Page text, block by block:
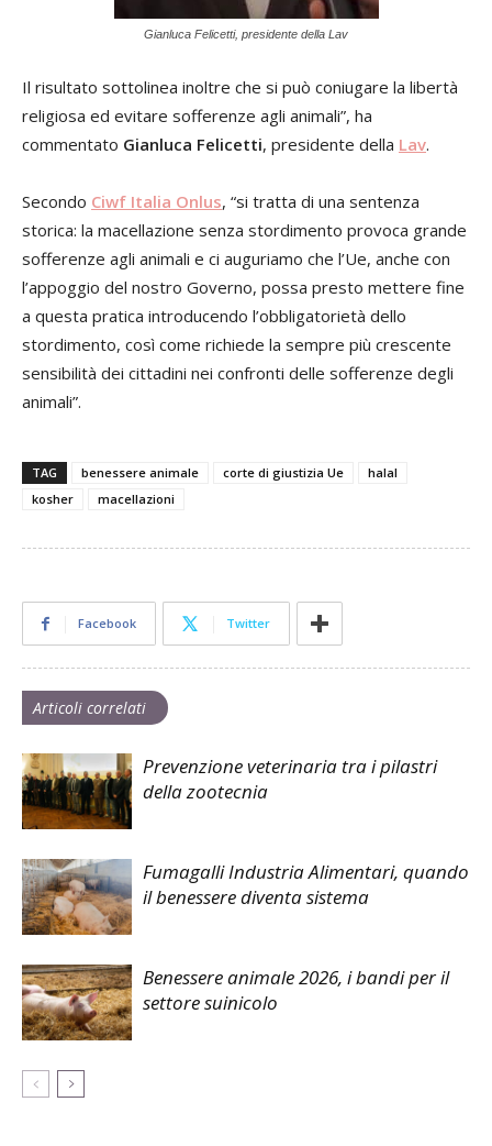
Gianluca Felicetti, presidente della Lav
Il risultato sottolinea inoltre che si può coniugare la libertà
religiosa ed evitare sofferenze agli animali”, ha
commentato Gianluca Felicetti, presidente della Lav.
Secondo Ciwf Italia Onlus, “si tratta di una sentenza
storica: la macellazione senza stordimento provoca grande
sofferenze agli animali e ci auguriamo che l’Ue, anche con
l’appoggio del nostro Governo, possa presto mettere fine
a questa pratica introducendo l’obbligatorietà dello
stordimento, così come richiede la sempre più crescente
sensibilità dei cittadini nei confronti delle sofferenze degli
animali”.
TAG benessere animale corte di giustizia Ue
halal
kosher
macellazioni
Facebook Twitter
Articoli correlati
Prevenzione veterinaria tra i pilastri
della zootecnia
Fumagalli Industria Alimentari, quando
il benessere diventa sistema
Benessere animale 2026, i bandi per il
settore suinicolo